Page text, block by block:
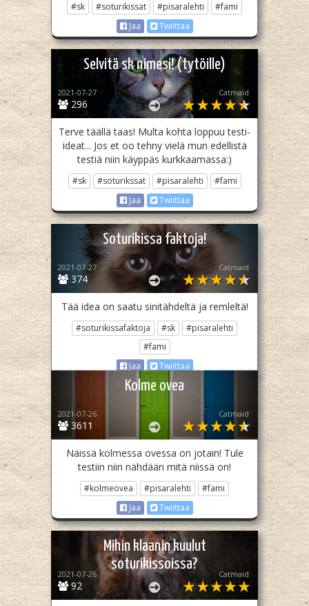
#sk #soturikissat #pisaralehti
#fami
Jaa
Twiittaa
Selvitä sk nimesi! (tytöille)
296
2021-07-27 Catmaid
Terve täällä taas! Multa kohta loppuu testi-
ideat... Jos et oo tehny vielä mun edellistä
testiä niin käyppäs kurkkaamassa:)
#sk #soturikssat #pisaralehti
#fami
Jaa
Twiittaa
Soturikissa faktoja!
374
2021-07-27 Catmaid
Tää idea on saatu sinitähdeltä ja remleltä!
#soturikissafaktoja #sk
#pisaralehti
#fami
Jaa
Twiittaa
Kolme ovea
3611
2021-07-26 Catmaid
Näissä kolmessa ovessa on jotain! Tule
testiin niin nähdään mitä niissä on!
#kolmeovea #pisaralehti
#fami
Jaa
Twiittaa
Mihin klaanin kuulut
soturikissoissa?
92
2021-07-26 Catmaid